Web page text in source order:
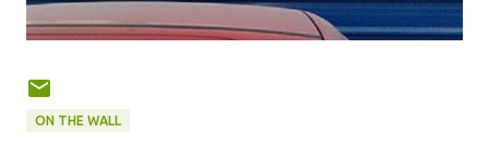
ON THE WALL